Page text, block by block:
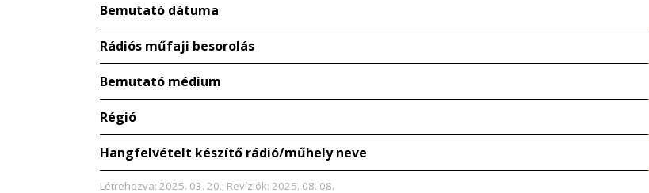
Bemutató dátuma
Rádiós műfaji besorolás
Bemutató médium
Régió
Hangfelvételt készítő rádió/műhely neve
Létrehozva: 2025. 03. 20.; Revíziók: 2025. 08. 08.